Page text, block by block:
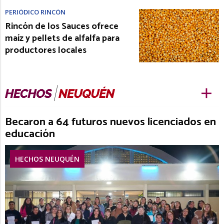
PERIÓDICO RINCÓN
Rincón de los Sauces ofrece
maíz y pellets de alfalfa para
productores locales
Becaron a 64 futuros nuevos licenciados en
educación
HECHOS NEUQUÉN